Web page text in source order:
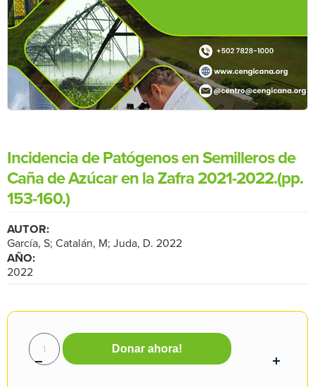
Incidencia de Patógenos en Semilleros de
Caña de Azúcar en la Zafra 2021-2022.(pp.
153-160.)
AUTOR:
García, S; Catalán, M; Juda, D. 2022
AÑO:
2022
Donar ahora!